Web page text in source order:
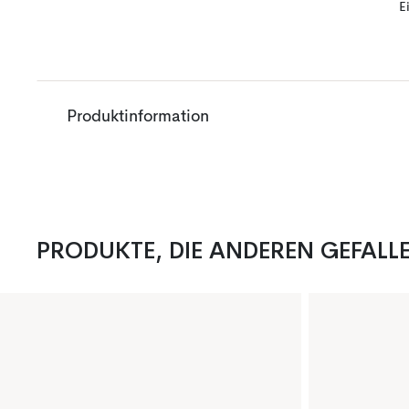
Produktinformation
PRODUKTE, DIE ANDEREN